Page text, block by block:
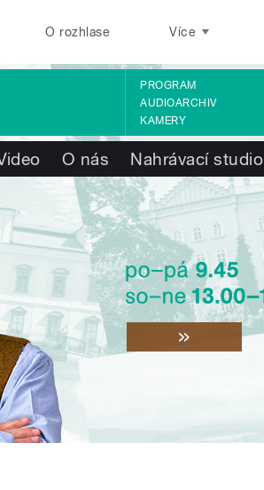
O rozhlase Více
PROGRAM
AUDIOARCHIV
KAMERY
O nás Nahrávací studio